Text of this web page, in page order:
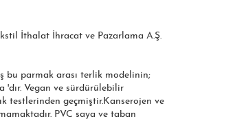
İthalat İhracat ve Pazarlama A.Ş.
bu parmak arası terlik modelinin;
'dır. Vegan ve sürdürülebilir
testlerinden geçmiştir.Kanserojen ve
PVC saya ve taban